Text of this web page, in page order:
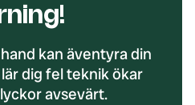
kan äventyra din
dig fel teknik ökar
avsevärt.